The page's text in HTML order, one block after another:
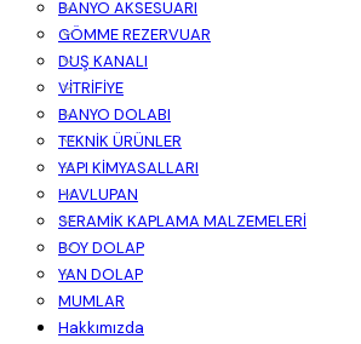
BANYO AKSESUARI
GÖMME REZERVUAR
DUŞ KANALI
VİTRİFİYE
BANYO DOLABI
TEKNİK ÜRÜNLER
YAPI KİMYASALLARI
HAVLUPAN
SERAMİK KAPLAMA MALZEMELERİ
BOY DOLAP
YAN DOLAP
MUMLAR
Hakkımızda